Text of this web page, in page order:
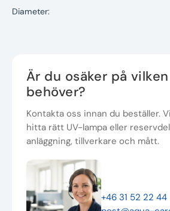
Diameter:
Är du osäker på
behöver?
Kontakta oss innan du beställer.
hitta rätt UV-lampa eller
anläggning, tillverkare och mått.
+46 31 52 22 44